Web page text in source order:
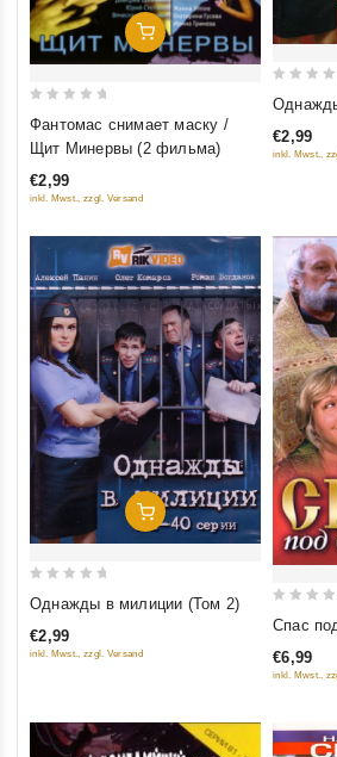
Добавить В Корзину
5
Фантомас снимает маску /
Щит Минервы (2 фильма)
€2,99
inkl. Mwst., zzgl. Versand
out
of
€2,99
inkl. Mwst.,
Добавить В Корзину
out
of
Однажды в милиции (Том 2)
€2,99
inkl. Mwst., zzgl. Versand
of
Спас
€6,99
inkl. Mwst.,